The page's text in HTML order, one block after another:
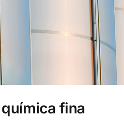
fina